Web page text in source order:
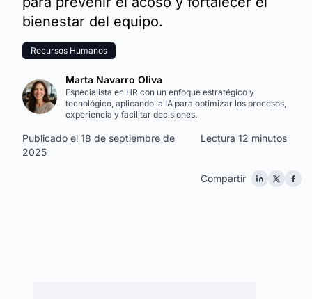
bienestar del equipo.
Recursos Humanos
Marta Navarro Oliva
Especialista en HR con un enfoque estratégico y
tecnológico, aplicando la IA para optimizar los procesos,
experiencia y facilitar decisiones.
Lectura 12 minutos
Publicado el 18 de septiembre de
2025
Compartir